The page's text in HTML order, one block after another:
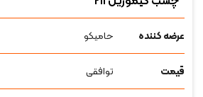
عرضه کننده حامیکو
قیمت توافقی